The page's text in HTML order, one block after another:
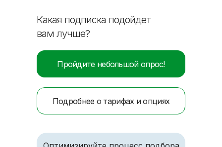
Подробнее о тарифах и опциях
Пройдите небольшой опрос!
Какая подписка подойдет
вам лучше?